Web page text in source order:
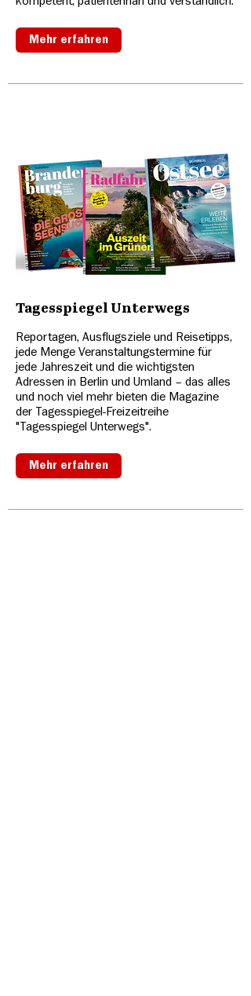
Mehr erfahren
Tagesspiegel Unterwegs
Reportagen, Ausflugsziele und Reisetipps,
jede Menge Veranstaltungstermine für
jede Jahreszeit und die wichtigsten
Adressen in Berlin und Umland – das alles
und noch viel mehr bieten die Magazine
der Tagesspiegel-Freizeitreihe
"Tagesspiegel Unterwegs".
Mehr erfahren